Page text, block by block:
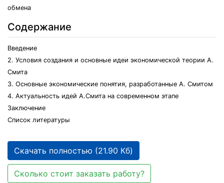
обмена
Содержание
Введение
2. Условия создания и основные идеи экономической теории А.
Смита
3. Основные экономические понятия, разработанные А. Смитом
4. Актуальность идей А.Смита на современном этапе
Заключение
Список литературы
Скачать полностью (21.90 Кб)
Сколько стоит заказать работу?